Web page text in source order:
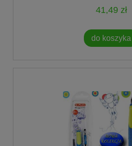
41,49 zł
do koszyka